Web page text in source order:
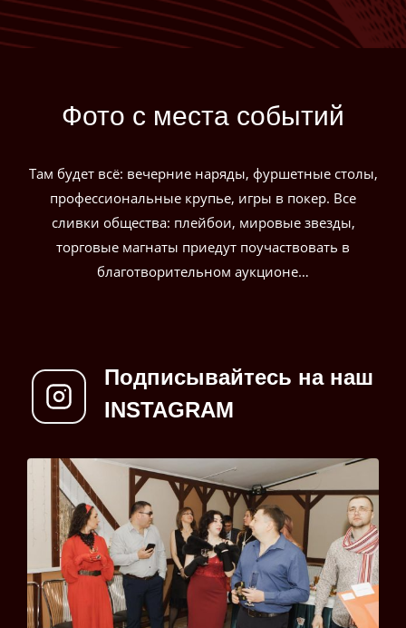
Фото с места событий
Там будет всё: вечерние наряды, фуршетные столы,
профессиональные крупье, игры в покер. Все
сливки общества: плейбои, мировые звезды,
торговые магнаты приедут поучаствовать в
благотворительном аукционе…
Подписывайтесь на наш
INSTAGRAM